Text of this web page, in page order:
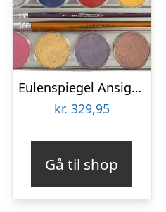
Eulenspiegel Ansigtsmaling – Perlemorsfarver – 12 Farver
kr. 329,95
Gå til shop